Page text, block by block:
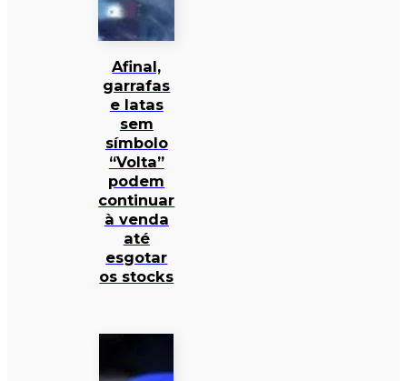
Afinal,
garrafas
e latas
sem
símbolo
“Volta”
podem
continuar
à venda
até
esgotar
os stocks